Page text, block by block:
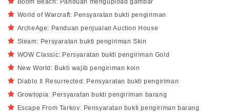
Boom Beach: Panduan mengupload gambar
World of Warcraft: Pensyaratan bukti pengiriman
ArcheAge: Panduan penjualan Auction House
Steam: Persyaratan bukti pengiriman Skin
WOW Classic: Persyaratan bukti pengiriman Gold
New World: Bukti wajib pengiriman koin
Diablo II Resurrected: Pensyaratan bukti pengiriman
Growtopia: Persyaratan bukti pengiriman barang
Escape From Tarkov: Pensyaratan bukti pengiriman barang